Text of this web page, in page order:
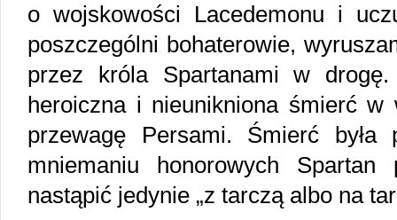
o wojskowości Lacedemonu i
poszczególni bohaterowie,
przez króla Spartanami w
heroiczna i nieunikniona śmierć
przewagę Persami. Śmierć
mniemaniu honorowych
nastąpić jedynie „z tarczą albo na